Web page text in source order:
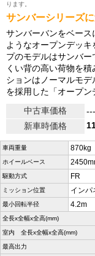
ります。
サンバーシリーズ
サンバーバンをベー
ようなオープンデッ
プのモデルはサンバ
くい背の高い荷物を
ションはノーマルモ
を採用した「オープン
中古車価格
---
新車時価格
車両重量 870kg
ホイールベース
駆動方式 FR
ミッション位置 インパ
最小回転半径 4.2m
全長x全幅x全高(mm)
室内 全長x全幅x全高(mm)
最高出力